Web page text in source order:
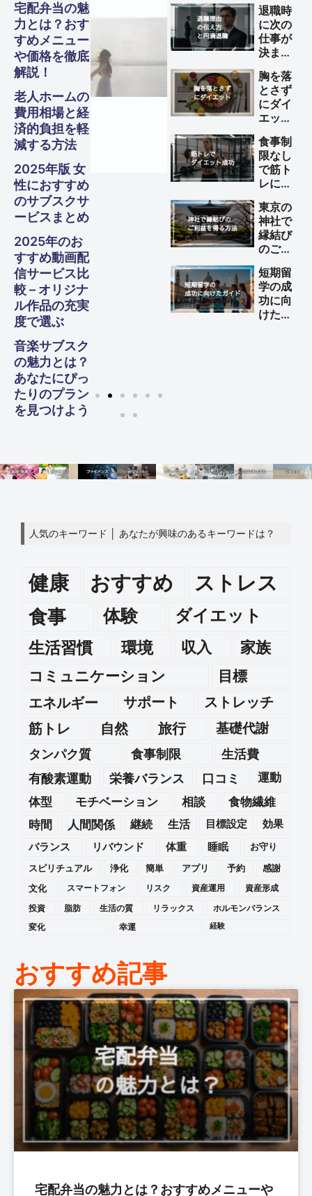
宅配弁当の魅
力とは？おす
すめメニュー
や価格を徹底
解説！
老人ホームの
費用相場と経
済的負担を軽
減する方法
2025年版 女
性におすすめ
のサブスクサ
ービスまとめ
2025年のお
すすめ動画配
信サービス比
較 – オリジナ
ル作品の充実
度で選ぶ
音楽サブスク
の魅力とは？
あなたにぴっ
たりのプラン
を見つけよう
ガジェ
ット
チュア
ル
ビジネ
ス
ファイ
ナンス
メ・フ
ード
旅行
美容・
健康
Other
ガジェ
ット
チュア
ル
ビジネ
ス
ファイ
ナンス
メ・フ
ード
旅行
美容・
健康
Other
ガジェ
ット
チュア
ル
ビジネ
ス
ファイ
ナンス
メ・フ
ード
旅行
美容・
健康
Other
退職時
に次の
仕事が
決まっ
い理由
の伝え
方と円
満退職
のため
のポイ
ント
胸を落
とさず
にダイ
エット
法
食事制
限なし
で筋ト
レによ
エット
を成功
させる
方法
東京の
神社で
縁結び
のご利
る方法
短期留
学の成
功に向
けた完
人気のキーワード │ あなたが興味のあるキーワードは？
健康 おすすめ ストレス
食事 体験
ダイエット
生活習慣
環境 収入 家族
コミュニケーション
目標
エネルギー
サポート
ストレッチ
筋トレ
自然 旅行 基礎代謝
タンパク質 食事制限
生活費
有酸素運動
栄養バランス 口コミ
運動
体型
モチベーション 相談
食物繊維
時間
人間関係 継続 生活 目標設定
効果
バランス
リバウンド 体重 睡眠
お守り
スピリチュアル
浄化 簡単 アプリ 予約
感謝
文化
スマートフォン リスク 資産運用
資産形成
投資
脂肪 生活の質 リラックス
ホルモンバランス
変化
幸運 経験
おすすめ記事
宅配弁当の魅力とは？おすすめメニューや